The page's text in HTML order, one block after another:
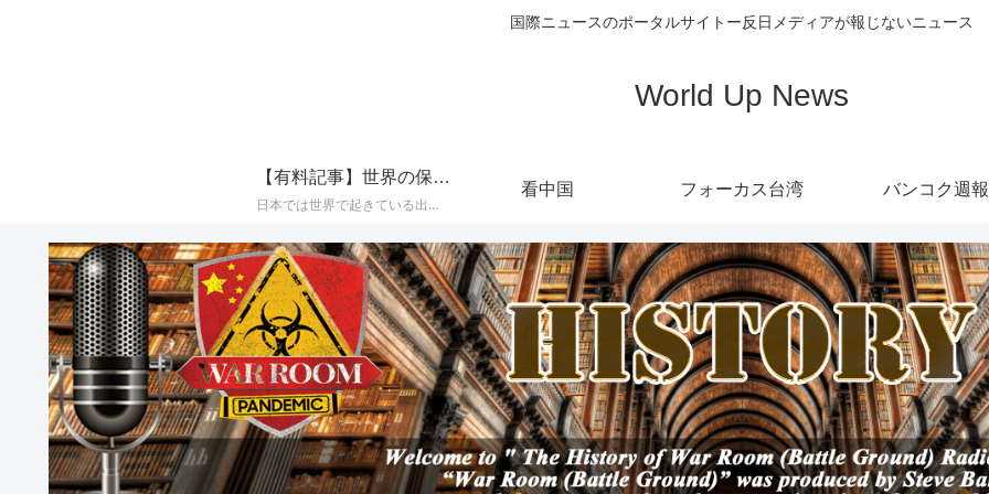
国際ニュースのポータルサイトー反日メディアが報じないニュース
World Up News
【有料記事】世界の保守系メディアの最新国際ニュースまとめ【定期購読（サブスクリプション）】
日本では世界で起きている出来事が報じられることが少なく、かつプロパガンダ（政治的宣伝）やフェイク（嘘）で塗り固められた海外メディアのニュースをそのまま垂れ流すメディアが多いことから、世界の保守系とされるメディアに絞り、その最新の国際ニュースをAIによって日本語でまとめて配信しております。
看中国 フォーカス台湾 バンコク週報